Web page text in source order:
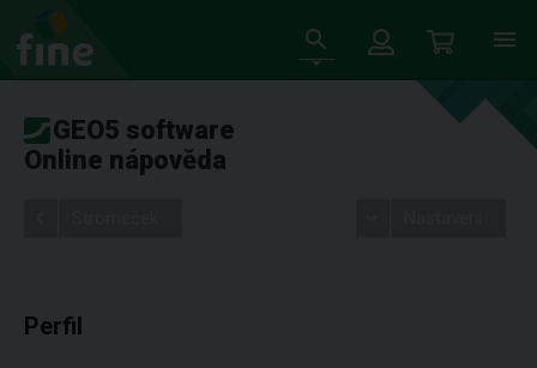
GEO5 software
Online nápověda
Perfil